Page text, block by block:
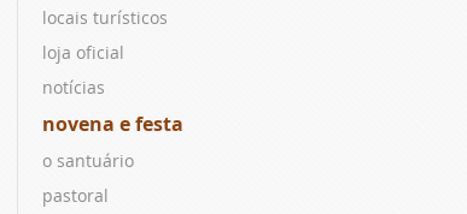
locais turísticos
loja oficial
notícias
novena e festa
o santuário
pastoral